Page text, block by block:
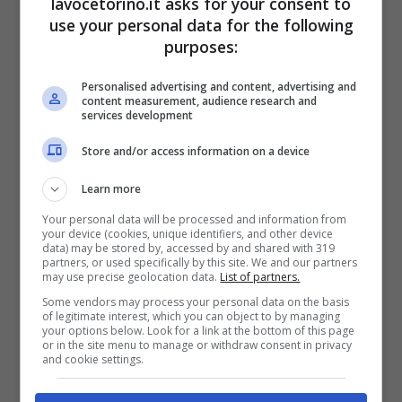
composti da due o più persone
ultrasessantenni con Isee fino a 9.893,15
euro. Troviamo anche le famiglie
composte da 5 o più persone con Isee fino
a 9.604,74 euro. E coloro con una persona
disabile a carico e con Isee fino a 9.893,15
euro.
Dellariduzione del 40% e a un contributo
massimo di 80 europossono beneficiarne
i nuclei familiari così composti: una
persona ultrasessantenne pensionata con
use your personal data for the following
purposes:
Personalised advertising and content, advertising and
content measurement, audience research and
services development
Store and/or access information on a device
Learn more
Your personal data will be processed and information from
your device (cookies, unique identifiers, and other device
data) may be stored by, accessed by and shared with 319
partners, or used specifically by this site. We and our partners
may use precise geolocation data. List of partners.
Some vendors may process your personal data on the basis
of legitimate interest, which you can object to by managing
your options below. Look for a link at the bottom of this page
or in the site menu to manage or withdraw consent in privacy
and cookie settings.